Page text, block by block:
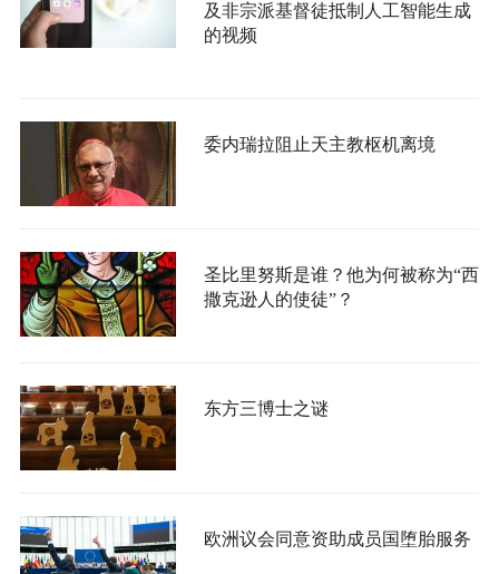
及非宗派基督徒抵制人工智能生成
的视频
委内瑞拉阻止天主教枢机离境
圣比里努斯是谁？他为何被称为“西
撒克逊人的使徒”？
东方三博士之谜
欧洲议会同意资助成员国堕胎服务